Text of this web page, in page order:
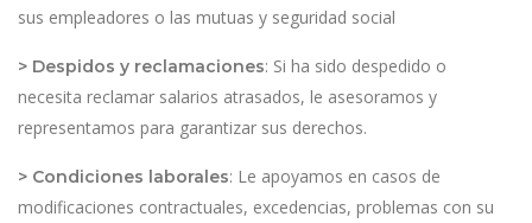
sus empleadores o las mutuas y seguridad social
> Despidos y reclamaciones: Si ha sido despedido o
necesita reclamar salarios atrasados, le asesoramos y
representamos para garantizar sus derechos.
> Condiciones laborales: Le apoyamos en casos de
modificaciones contractuales, excedencias, problemas con su